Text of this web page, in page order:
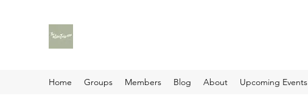
Home Groups Members Blog About Upcoming Events